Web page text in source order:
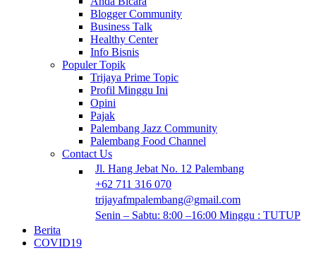
Blogger Community
Business Talk
Healthy Center
Info Bisnis
Populer Topik
Trijaya Prime Topic
Profil Minggu Ini
Opini
Pajak
Palembang Jazz Community
Palembang Food Channel
Contact Us
Jl. Hang Jebat No. 12 Palembang
+62 711 316 070
trijayafmpalembang@gmail.com
Senin – Sabtu: 8:00 –16:00 Minggu : TUTUP
Berita
COVID19